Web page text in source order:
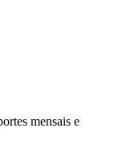
mensais e